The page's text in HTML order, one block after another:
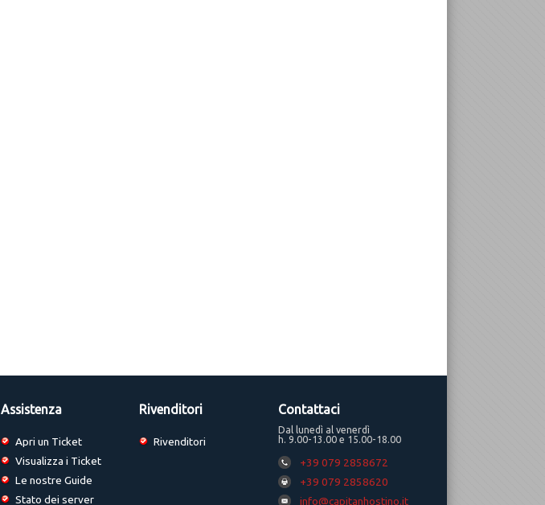
Assistenza
Apri un Ticket
Visualizza i Ticket
Le nostre Guide
Stato dei server
Rivenditori
Rivenditori
Contattaci
Dal lunedì al venerdì
h. 9.00-13.00 e 15.00-18.00
+39 079 2858672
+39 079 2858620
info@capitanhostino.it